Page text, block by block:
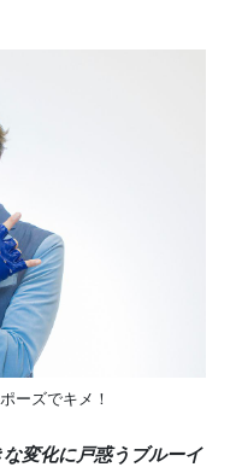
ーズでキメ！
変化に戸惑うブルーイ